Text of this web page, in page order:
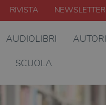
RIVISTA NEWSLETTER
AUDIOLIBRI AUTORI
SCUOLA